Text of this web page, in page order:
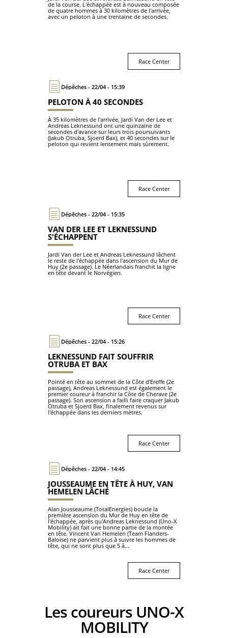
de la course. L'échappée est à nouveau composée
de quatre hommes à 30 kilomètres de l'arrivée,
avec un peloton à une trentaine de secondes.
Race Center
Dépêches - 22/04 - 15:39
PELOTON À 40 SECONDES
À 35 kilomètres de l'arrivée, Jardi Van der Lee et
Andreas Leknessund ont une quinzaine de
secondes d'avance sur leurs trois poursuivants
(Jakub Otruba, Sjoerd Bax), et 40 secondes sur le
peloton qui revient lentement mais sûrement.
Race Center
Dépêches - 22/04 - 15:35
VAN DER LEE ET LEKNESSUND
S'ÉCHAPPENT
Jardi Van der Lee et Andreas Leknessund lâchent
le reste de l'échappée dans l'ascension du Mur de
Huy (2e passage). Le Néerlandais franchit la ligne
en tête devant le Norvégien.
Race Center
Dépêches - 22/04 - 15:26
LEKNESSUND FAIT SOUFFRIR
OTRUBA ET BAX
Pointé en tête au sommet de la Côte d'Ereffe (2e
passage), Andreas Leknessund est également le
premier coureur à franchir la Côte de Cherave (2e
passage). Son ascension a failli faire craquer Jakub
Otruba et Sjoerd Bax, finalement revenus sur
l'échappée dans les derniers mètres.
Race Center
Dépêches - 22/04 - 14:45
JOUSSEAUME EN TÊTE À HUY, VAN
HEMELEN LÂCHÉ
Alan Jousseaume (TotalEnergies) boucle la
première ascension du Mur de Huy en tête de
l'échappée, après qu'Andreas Leknessund (Uno-X
Mobility) ait fait une bonne partie de la montée
en tête. Vincent Van Hemelen (Team Flanders-
Baloise) ne parvient plus à suivre les hommes de
tête, qui ne sont plus que 5 à...
Race Center
Les coureurs UNO-X
MOBILITY